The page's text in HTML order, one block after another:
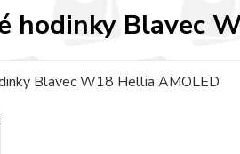
hodinky Blavec